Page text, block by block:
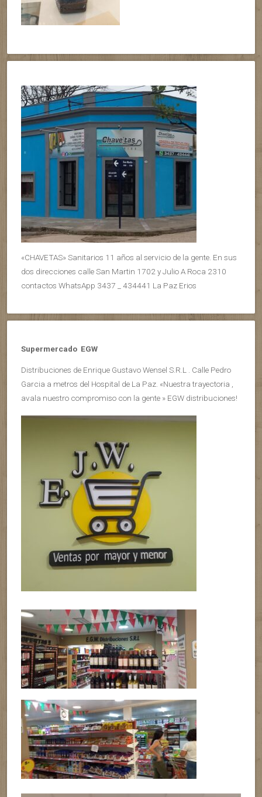
«CHAVETAS» Sanitarios 11 años al servicio de la gente. En sus
dos direcciones calle San Martin 1702 y Julio A Roca 2310
contactos WhatsApp 3437 _ 434441 La Paz Erios
Supermercado EGW
Distribuciones de Enrique Gustavo Wensel S.R.L . Calle Pedro
Garcia a metros del Hospital de La Paz. «Nuestra trayectoria ,
avala nuestro compromiso con la gente » EGW distribuciones!